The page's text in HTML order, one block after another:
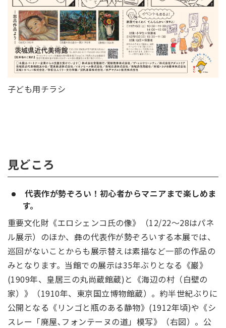
子ども用チラシ
見どころ
代表作が勢ぞろい！初心者からマニアまで楽しめま
す。
重要文化財《エロシェンコ氏の像》（12/22～28はパネ
ル展示）のほか、彝の代表作が勢ぞろいする本展では、
巡回がないことからも展示替えは素描など一部の作品の
みとなります。当館での展示は35年ぶりとなる《巌》
(1909年、皇居三の丸尚蔵館蔵)と《海辺の村（白壁の
家）》（1910年、東京国立博物館蔵）。約半世紀ぶりに
公開となる《リンゴと瓶のある静物》(1912年頃)や《シ
スレー「廃屋､フォンテーヌの道」模写》（右図）。公